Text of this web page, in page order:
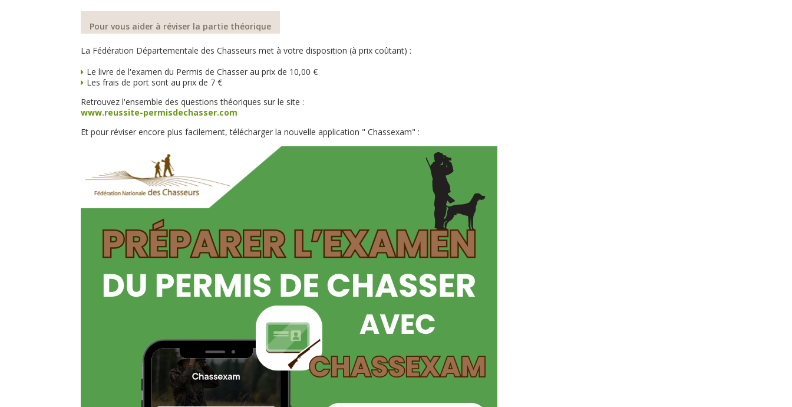
Pour vous aider à réviser la partie théorique
La Fédération Départementale des Chasseurs met à votre disposition (à prix coûtant) :
Le livre de l'examen du Permis de Chasser au prix de 10,00 €
Les frais de port sont au prix de 7 €
Retrouvez l'ensemble des questions théoriques sur le site :
www.reussite-permisdechasser.com
Et pour réviser encore plus facilement, télécharger la nouvelle application " Chassexam" :